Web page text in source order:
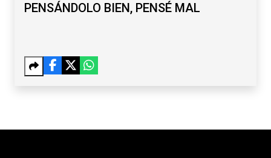
PENSÁNDOLO BIEN, PENSÉ MAL